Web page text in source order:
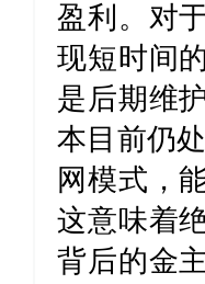
盈利。对
现短时间
是后期维
本目前仍
网模式，
这意味着
背后的金